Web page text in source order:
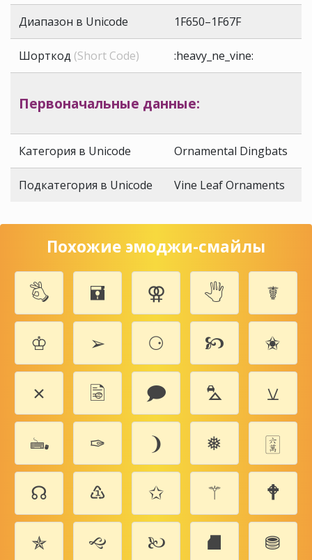
Диапазон в Unicode 1F650–1F67F
Шорткод (Short Code) :heavy_ne_vine:
Первоначальные данные:
Категория в Unicode Ornamental Dingbats
Подкатегория в Unicode Vine Leaf Ornaments
Похожие эмоджи-смайлы
🖏 🖬 ⚢ 🖑
☤
♔
➢ ⚆ 🙥
✬
✗
🗟 🗩 ⛍
⚺
🖦
✑ ❩ ❅
🀌
☊
♳ ✩ ⚚
🕈
✯
🙙 🙠 ⛘ ⛃